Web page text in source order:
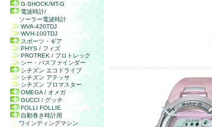
G-SHOCK/MT-G
電波時計/
ソーラー電波時計
WVA-420TDJ
WVH-100TDJ
スポーツ・ギア
PHYS / フィズ
PROTREK / プロトレック
シー・パスファインダー
シチズン エコドライブ
シチズン アテッサ
シチズン プロマスター
OMEGA / オメガ
GUCCI / グッチ
FOLLI FOLLIE
自動巻き時計用
ワインディングマシン